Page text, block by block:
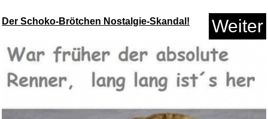
Das achte Leben: Für Bril...
Der Schoko-Brötchen Nostalgie-Skandal! Weiter